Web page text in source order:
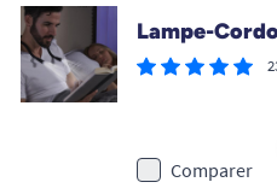
Lampe-
Comparer